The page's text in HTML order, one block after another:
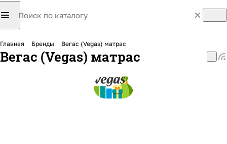
Главная Бренды Вегас (Vegas) матрас
Вегас (Vegas) матрас